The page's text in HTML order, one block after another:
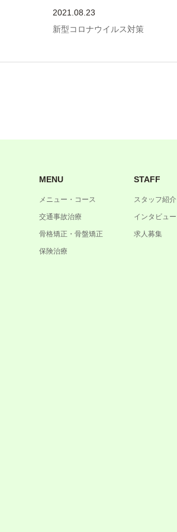
2021.08.23
新型コロナウイルス対策
MENU
メニュー・コース
交通事故治療
骨格矯正・骨盤矯正
保険治療
STAFF
スタッフ紹介
インタビュー
求人募集